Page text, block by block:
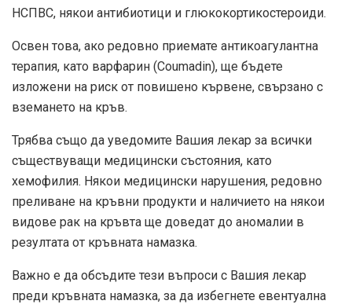
НСПВС, някои антибиотици и глюкокортикостероиди.
Освен това, ако редовно приемате антикоагулантна
терапия, като варфарин (Coumadin), ще бъдете
изложени на риск от повишено кървене, свързано с
вземането на кръв.
Трябва също да уведомите Вашия лекар за всички
съществуващи медицински състояния, като
хемофилия. Някои медицински нарушения, редовно
преливане на кръвни продукти и наличието на някои
видове рак на кръвта ще доведат до аномалии в
резултата от кръвната намазка.
Важно е да обсъдите тези въпроси с Вашия лекар
преди кръвната намазка, за да избегнете евентуална